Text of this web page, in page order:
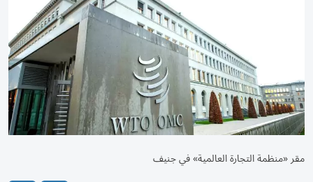
مقر «منظمة التجارة العالمية» في جنيف